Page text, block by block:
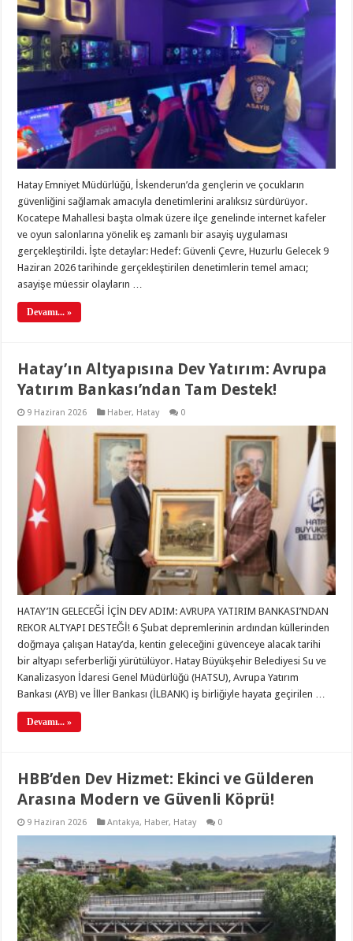
Hatay Emniyet Müdürlüğü, İskenderun’da gençlerin ve çocukların
güvenliğini sağlamak amacıyla denetimlerini aralıksız sürdürüyor.
Kocatepe Mahallesi başta olmak üzere ilçe genelinde internet kafeler
ve oyun salonlarına yönelik eş zamanlı bir asayiş uygulaması
gerçekleştirildi. İşte detaylar: Hedef: Güvenli Çevre, Huzurlu Gelecek 9
Haziran 2026 tarihinde gerçekleştirilen denetimlerin temel amacı;
asayişe müessir olayların …
Devamı... »
Hatay’ın Altyapısına Dev Yatırım: Avrupa
Yatırım Bankası’ndan Tam Destek!
9 Haziran 2026 Haber, Hatay 0
HATAY’IN GELECEĞİ İÇİN DEV ADIM: AVRUPA YATIRIM BANKASI’NDAN
REKOR ALTYAPI DESTEĞİ! 6 Şubat depremlerinin ardından küllerinden
doğmaya çalışan Hatay’da, kentin geleceğini güvenceye alacak tarihi
bir altyapı seferberliği yürütülüyor. Hatay Büyükşehir Belediyesi Su ve
Kanalizasyon İdaresi Genel Müdürlüğü (HATSU), Avrupa Yatırım
Bankası (AYB) ve İller Bankası (İLBANK) iş birliğiyle hayata geçirilen …
Devamı... »
HBB’den Dev Hizmet: Ekinci ve Gülderen
Arasına Modern ve Güvenli Köprü!
9 Haziran 2026 Antakya, Haber, Hatay 0